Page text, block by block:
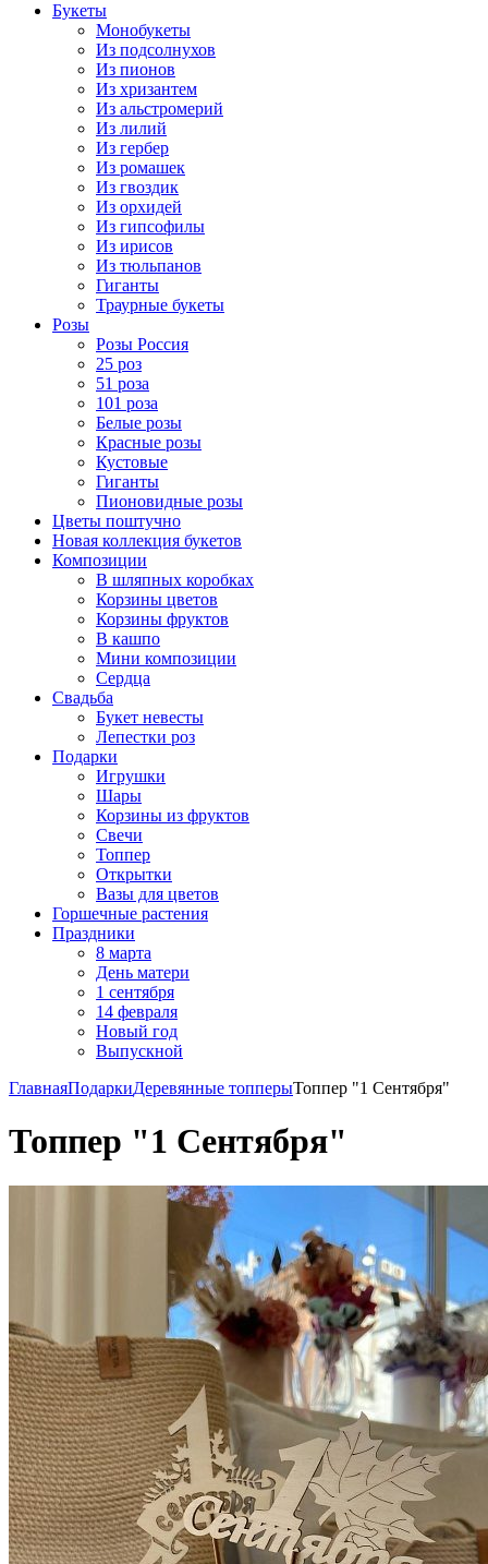
Букеты
Монобукеты
Из подсолнухов
Из пионов
Из хризантем
Из альстромерий
Из лилий
Из гербер
Из ромашек
Из гвоздик
Из орхидей
Из гипсофилы
Из ирисов
Из тюльпанов
Гиганты
Траурные букеты
Розы
Розы Россия
25 роз
51 роза
101 роза
Белые розы
Красные розы
Кустовые
Гиганты
Пионовидные розы
Цветы поштучно
Новая коллекция букетов
Композиции
В шляпных коробках
Корзины цветов
Корзины фруктов
В кашпо
Мини композиции
Сердца
Свадьба
Букет невесты
Лепестки роз
Подарки
Игрушки
Шары
Корзины из фруктов
Свечи
Топпер
Открытки
Вазы для цветов
Горшечные растения
Праздники
8 марта
День матери
1 сентября
14 февраля
Новый год
Выпускной
ГлавнаяПодаркиДеревянные топперыТоппер "1 Сентября"
Топпер "1 Сентября"